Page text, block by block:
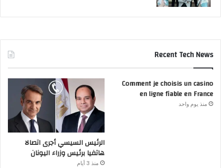
Recent Tech News
Comment je choisis un casino
en ligne fiable en France
منذ يوم واحد
الرئيس السيسي أجرى اتصالا
هاتفيا برئيس وزراء اليونان
منذ 3 أيام